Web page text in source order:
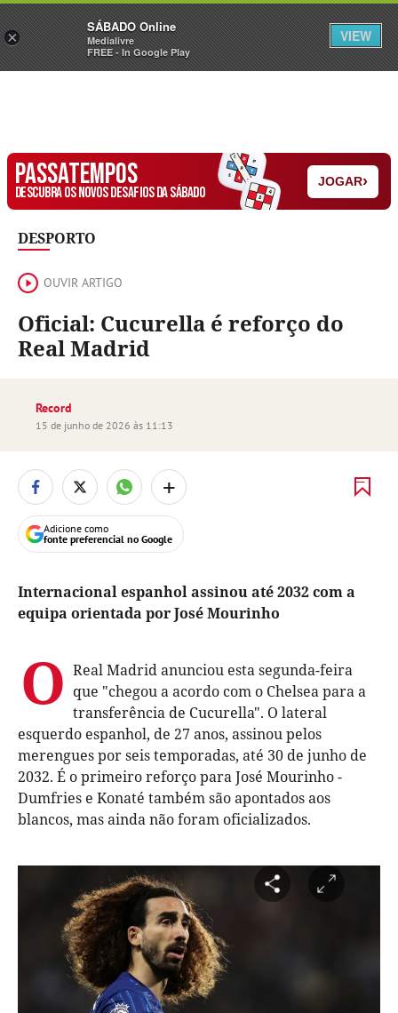
Sábado Assine Iniciar Sessão
PASSATEMPOS
DESCUBRA OS NOVOS DESAFIOS DA SÁBADO
JOGAR›
DESPORTO
OUVIR ARTIGO
Oficial: Cucurella é reforço do
Real Madrid
Record
15 de junho de 2026 às 11:13
+
Adicione como
fonte preferencial no Google
Internacional espanhol assinou até 2032 com a
equipa orientada por José Mourinho
O Real Madrid anunciou esta segunda-feira
que "chegou a acordo com o Chelsea para a
transferência de Cucurella". O lateral
esquerdo espanhol, de 27 anos, assinou pelos
merengues por seis temporadas, até 30 de junho de
2032. É o primeiro reforço para José Mourinho -
Dumfries e Konaté também são apontados aos
blancos, mas ainda não foram oficializados.
×
SÁBADO Online
Medialivre
FREE - In Google Play
VIEW